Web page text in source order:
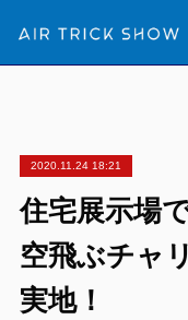
2020.11.24 18:21
住宅展示場
空飛ぶチャ
実地！